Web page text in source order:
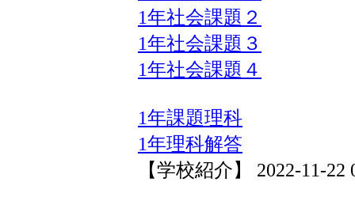
1年社会課題２
1年社会課題３
1年社会課題４
1年課題理科
1年理科解答
【学校紹介】 2022-11-22